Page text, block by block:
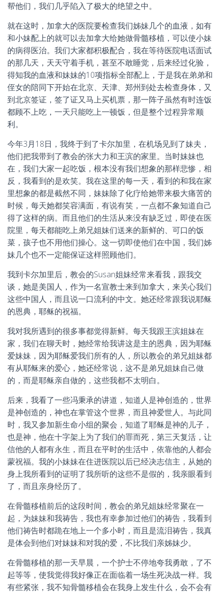
帮他们，我们几乎陷入了极大的绝望之中。
就在这时，加拿大的医院要检查我们姊妹几个的血液，如有
和小妹配上的就可以去加拿大给她做骨髓移植，可以使小妹
的病得医治。我们大家都积极配合，我在等待医院电话面试
的那几天，天天守着手机，甚至不敢睡觉，后来经过化验，
得知我的血液和妹妹的10项指标全部配上，于是我在弟弟和
侄女的陪同下开始在北京、天津、郑州到处去检查身体，又
到北京签证，签了证又马上买机票，那一阵子虽然有时连饭
都顾不上吃，一天只能吃上一顿饭，但是整个过程异常顺
利。
今年3月18日，我终于到了卡尔加里，在机场见到了妹夫，
他们把我带到了教会的张大力和王滨的家里。当时妹妹也
在，我们大家一起吃饭，根本没有我们想象的那样悲惨，相
反，我看到的是欢笑。我在这里的每一天，看到的和我在家
里想象的都是截然不同，妹妹除了化疗给她带来极大痛苦的
时候，每天她都笑容满面，有说有笑，一点都不象知道自己
得了这样的病。而且他们的生活从来没有缺乏过，即使在医
院里，每天都能吃上弟兄姐妹们送来的新鲜的、可口的饭
菜，孩子也不用他们操心。这一切即使他们在中国，我们姊
妹几个也不一定能保证这样照顾他们。
我到卡尔加里后，教会的Susan姐妹经常来看我，跟我交
谈，她是美国人，作为一名宣教士来到加拿大，来关心我们
这些中国人，而且说一口流利的中文。她还经常跟我说耶稣
的恩典，耶稣的祝福。
我对我所遇到的很多事都觉得新鲜。每天我跟王滨姐妹在
家，我们在聊天时，她经常给我讲这是主的恩典，因为耶稣
爱妹妹，因为耶稣爱我们所有的人，所以教会的弟兄姐妹都
有从耶稣来的爱心，她还经常说，这不是弟兄姐妹自己做
的，而是耶稣亲自做的，这些我都不太明白。
后来，我看了一些冯秉承的讲道，知道人是神创造的，世界
是神创造的，神也在掌管这个世界，而且神爱世人。与此同
时，我又参加新生命小组的聚会，知道了耶稣是神的儿子，
也是神，他在十字架上为了我们的罪而死，第三天复活，让
信他的人都有永生，而且在平时的生活中，依靠他的人都会
蒙祝福。我的小妹妹在住进医院以后已经决志信主，从她的
身上我所看到的证明了我所听的这些不是假的，我亲眼看到
了，而且亲身经历了。
在骨髓移植前后的这段时间，教会的弟兄姐妹经常聚在一
起，为妹妹和我祷告，我也有幸参加过他们的祷告，我看到
他们祷告时都跪在地上一个多小时，而且是流泪祷告，我真
是体会到他们对妹妹和对我的爱，不比我们亲姊妹少。
在骨髓移植的那一天早晨，一个护士不停地夸我勇敢，了不
起等等，使我觉得我好像正在面临着一场生死决战一样。我
有些紧张，我不知骨髓移植会在我身上发生什么，会不会有